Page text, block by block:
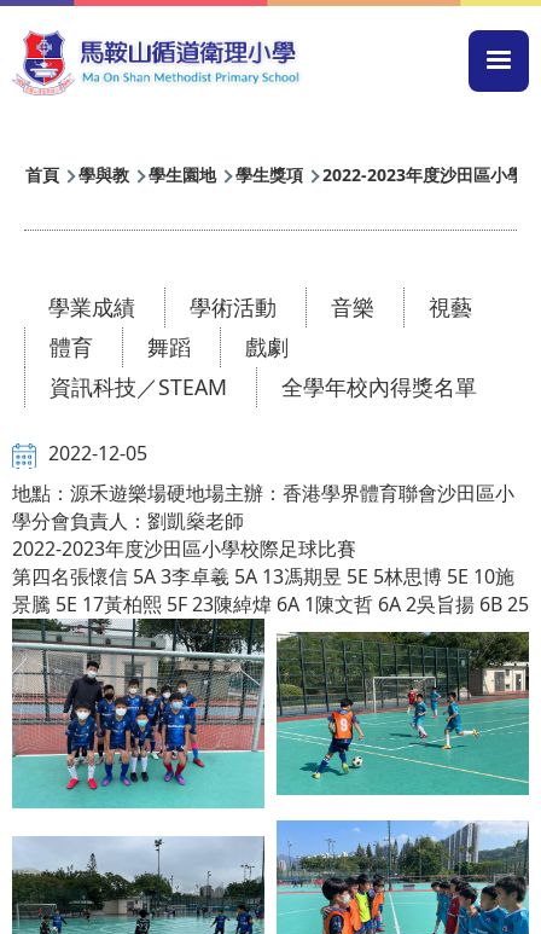
移至主內容
導
連
首頁 學與教 學生園地 學生獎項 2022-2023年度沙田區小學
學業成績 學術活動 音樂
視藝
體育
舞蹈
戲劇
資訊科技／STEAM
全學年校內得獎名單
2022-12-05
地點：源禾遊樂場硬地場主辦：香港學界體育聯會沙田區小
學分會負責人：劉凱燊老師
2022-2023年度沙田區小學校際足球比賽
第四名張懷信 5A 3李卓羲 5A 13馮期昱 5E 5林思博 5E 10施
景騰 5E 17黃柏熙 5F 23陳綽煒 6A 1陳文哲 6A 2吳旨揚 6B 25